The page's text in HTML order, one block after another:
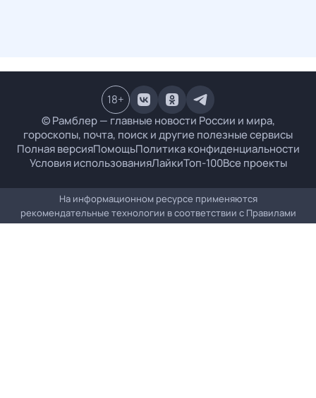
© Рамблер — главные новости России и мира,
гороскопы, почта, поиск и другие полезные сервисы
Полная версияПомощьПолитика конфиденциальности
Условия использованияЛайкиТоп-100Все проекты
18+
На информационном ресурсе применяются
рекомендательные технологии в соответствии с Правилами